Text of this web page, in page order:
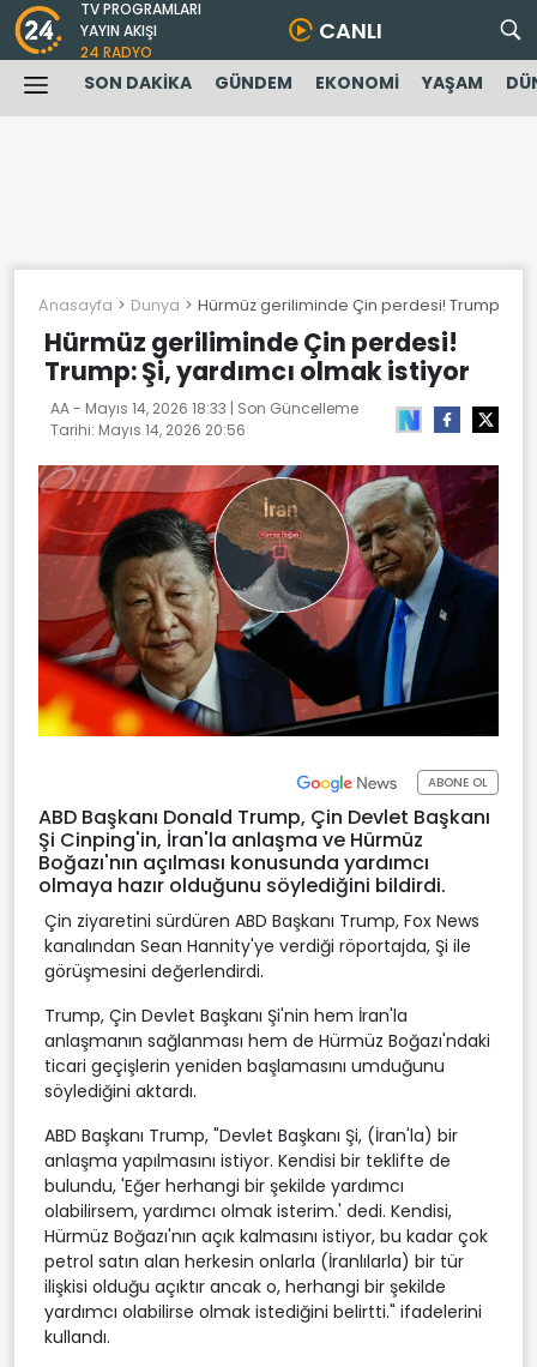
TV PROGRAMLARI
YAYIN AKIŞI
24 RADYO
CANLI
SON DAKİKA GÜNDEM EKONOMİ YAŞAM
Anasayfa Dunya Hürmüz geriliminde Çin perdesi! Trump: Şi,
Hürmüz geriliminde Çin perdesi!
Trump: Şi, yardımcı olmak istiyor
AA - Mayıs 14, 2026 18:33 | Son Güncelleme
Tarihi: Mayıs 14, 2026 20:56
ABONE OL
ABD Başkanı Donald Trump, Çin Devlet Başkanı
Şi Cinping'in, İran'la anlaşma ve Hürmüz
Boğazı'nın açılması konusunda yardımcı
olmaya hazır olduğunu söylediğini bildirdi.
Çin ziyaretini sürdüren ABD Başkanı Trump, Fox News
kanalından Sean Hannity'ye verdiği röportajda, Şi ile
görüşmesini değerlendirdi.
Trump, Çin Devlet Başkanı Şi'nin hem İran'la
anlaşmanın sağlanması hem de Hürmüz Boğazı'ndaki
ticari geçişlerin yeniden başlamasını umduğunu
söylediğini aktardı.
ABD Başkanı Trump, "Devlet Başkanı Şi, (İran'la) bir
anlaşma yapılmasını istiyor. Kendisi bir teklifte de
bulundu, 'Eğer herhangi bir şekilde yardımcı
olabilirsem, yardımcı olmak isterim.' dedi. Kendisi,
Hürmüz Boğazı'nın açık kalmasını istiyor, bu kadar çok
petrol satın alan herkesin onlarla (İranlılarla) bir tür
ilişkisi olduğu açıktır ancak o, herhangi bir şekilde
yardımcı olabilirse olmak istediğini belirtti." ifadelerini
kullandı.